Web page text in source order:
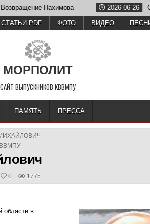
2026-06-26 Олег Зубков отметил
СТАТЬИ PDF ФОТО ВИДЕО
МОРПОЛИТ
САЙТ ВЫПУСКНИКОВ КВВМПУ
ПАМЯТЬ ПРЕССА
0 1775
области в